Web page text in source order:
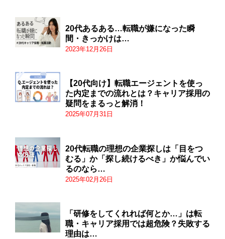
20代あるある…転職が嫌になった瞬
間・きっかけは…
2023年12月26日
【20代向け】転職エージェントを使っ
た内定までの流れとは？キャリア採用の
疑問をまるっと解消！
2025年07月31日
20代転職の理想の企業探しは「目をつ
むる」か「探し続けるべき」か悩んでい
るのなら…
2025年02月26日
「研修をしてくれれば何とか…」は転
職・キャリア採用では超危険？失敗する
理由は…